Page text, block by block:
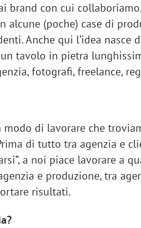
brand con cui
alcune (poche) case di
Anche qui l’idea nasce
tavolo in pietra
fotografi, freelance,
modo di lavorare che
di tutto tra agenzia e
a noi piace lavorare a
e produzione, tra
risultati.